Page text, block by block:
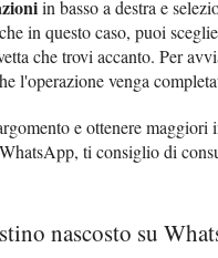
in basso a destra e
in questo caso, puoi
che trovi accanto. Per
l'operazione venga
e ottenere
ti consiglio di
nascosto su